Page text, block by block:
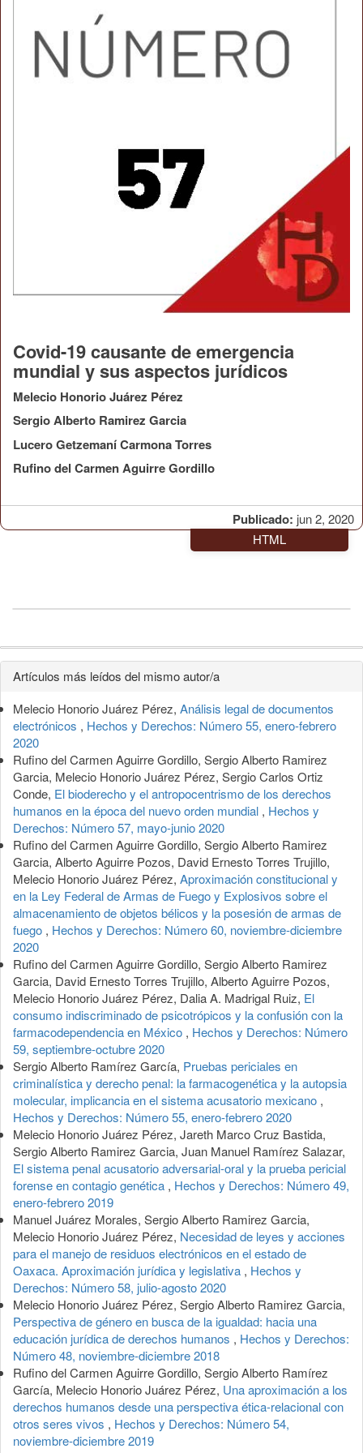
Publicado: jun 2, 2020
Covid-19 causante de emergencia
mundial y sus aspectos jurídicos
Melecio Honorio Juárez Pérez
Sergio Alberto Ramirez Garcia
Lucero Getzemaní Carmona Torres
Rufino del Carmen Aguirre Gordillo
HTML
Detalles
del
artículo
Artículos más leídos del mismo autor/a
Melecio Honorio Juárez Pérez, Análisis legal de documentos
electrónicos , Hechos y Derechos: Número 55, enero-febrero
2020
Rufino del Carmen Aguirre Gordillo, Sergio Alberto Ramirez
Garcia, Melecio Honorio Juárez Pérez, Sergio Carlos Ortiz
Conde, El bioderecho y el antropocentrismo de los derechos
humanos en la época del nuevo orden mundial , Hechos y
Derechos: Número 57, mayo-junio 2020
Rufino del Carmen Aguirre Gordillo, Sergio Alberto Ramirez
Garcia, Alberto Aguirre Pozos, David Ernesto Torres Trujillo,
Melecio Honorio Juárez Pérez, Aproximación constitucional y
en la Ley Federal de Armas de Fuego y Explosivos sobre el
almacenamiento de objetos bélicos y la posesión de armas de
fuego , Hechos y Derechos: Número 60, noviembre-diciembre
2020
Rufino del Carmen Aguirre Gordillo, Sergio Alberto Ramirez
Garcia, David Ernesto Torres Trujillo, Alberto Aguirre Pozos,
Melecio Honorio Juárez Pérez, Dalia A. Madrigal Ruiz, El
consumo indiscriminado de psicotrópicos y la confusión con la
farmacodependencia en México , Hechos y Derechos: Número
59, septiembre-octubre 2020
Sergio Alberto Ramírez García, Pruebas periciales en
criminalística y derecho penal: la farmacogenética y la autopsia
molecular, implicancia en el sistema acusatorio mexicano ,
Hechos y Derechos: Número 55, enero-febrero 2020
Melecio Honorio Juárez Pérez, Jareth Marco Cruz Bastida,
Sergio Alberto Ramirez Garcia, Juan Manuel Ramírez Salazar,
El sistema penal acusatorio adversarial-oral y la prueba pericial
forense en contagio genética , Hechos y Derechos: Número 49,
enero-febrero 2019
Manuel Juárez Morales, Sergio Alberto Ramirez Garcia,
Melecio Honorio Juárez Pérez, Necesidad de leyes y acciones
para el manejo de residuos electrónicos en el estado de
Oaxaca. Aproximación jurídica y legislativa , Hechos y
Derechos: Número 58, julio-agosto 2020
Melecio Honorio Juárez Pérez, Sergio Alberto Ramirez Garcia,
Perspectiva de género en busca de la igualdad: hacia una
educación jurídica de derechos humanos , Hechos y Derechos:
Número 48, noviembre-diciembre 2018
Rufino del Carmen Aguirre Gordillo, Sergio Alberto Ramírez
García, Melecio Honorio Juárez Pérez, Una aproximación a los
derechos humanos desde una perspectiva ética-relacional con
otros seres vivos , Hechos y Derechos: Número 54,
noviembre-diciembre 2019